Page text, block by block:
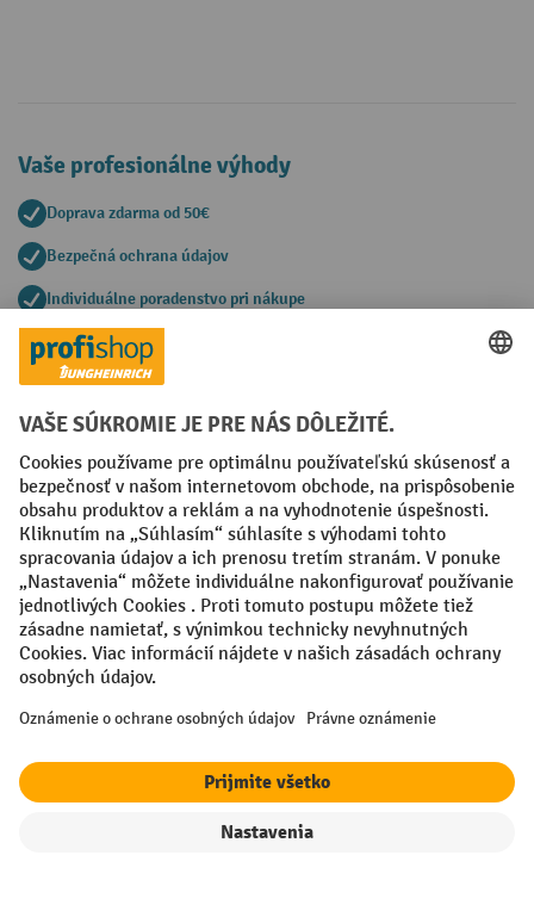
Vaše profesionálne výhody
Doprava zdarma od 50€
Bezpečná ochrana údajov
Individuálne poradenstvo pri nákupe
Spôsoby platby
Faktúra Predplatba
Sociálne siete
Facebook
YouTube
LinkedIn
Nastavenia ochrany osobných údajov
All prices excl. VAT plus shipping costsand possible delivery charges,
if not stated otherwise.